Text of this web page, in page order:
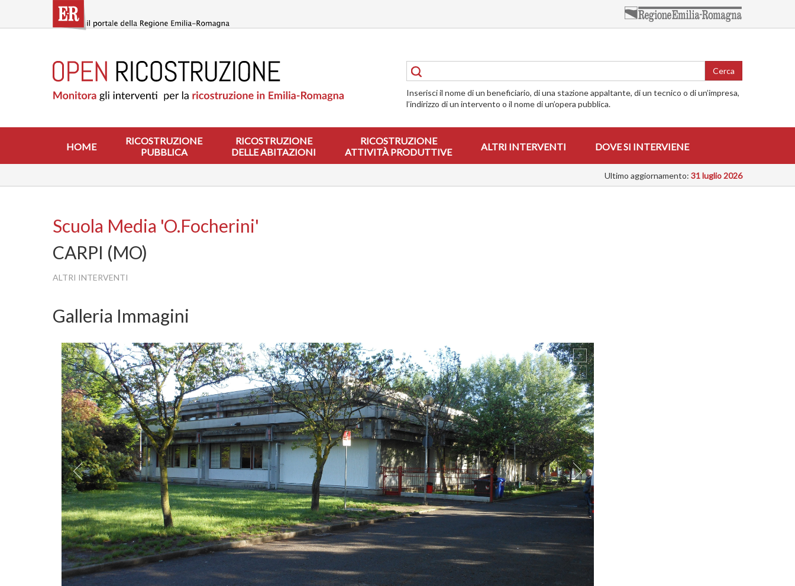
contenuto
RICOSTRUZIONE
PUBBLICA
ABITAZIONI
RICOSTRUZIONE
ATTIVITÀ
INTERVIENE
Cerca
Inserisci il nome di un beneficiario, di una stazione appaltante, di un tecnico o di un’impresa,
l’indirizzo di un intervento o il nome di un’opera pubblica.
HOME
RICOSTRUZIONE
PUBBLICA
RICOSTRUZIONE
DELLE ABITAZIONI
RICOSTRUZIONE
ATTIVITÀ PRODUTTIVE
ALTRI INTERVENTI DOVE SI INTERVIENE
Ultimo aggiornamento: 31 luglio 2026
Scuola Media 'O.Focherini'
CARPI (MO)
ALTRI INTERVENTI
Galleria Immagini